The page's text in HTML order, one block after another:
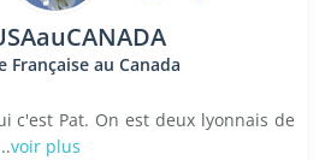
Française au Canada
c'est Pat. On est deux lyonnais de
voir plus